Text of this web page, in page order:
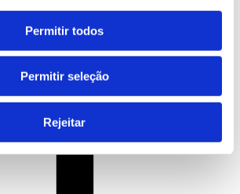
Permitir todos
Permitir seleção
Rejeitar